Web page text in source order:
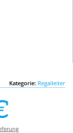
Kategorie: Regalleiter